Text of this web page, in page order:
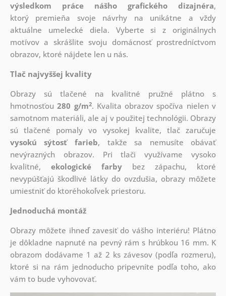
výsledkom práce nášho grafického dizajnéra,
ktorý premieňa svoje návrhy na unikátne a vždy
aktuálne umelecké diela. Vyberte si z originálnych
motívov a skrášlite svoju domácnosť prostredníctvom
obrazov, ktoré nájdete len u nás.
Tlač najvyššej kvality
Obrazy sú tlačené na kvalitné pružné plátno s
hmotnosťou280 g/m2. Kvalita obrazov spočíva nielen v
samotnom materiáli, ale aj v použitej technológii. Obrazy
sú tlačené pomaly vo vysokej kvalite, tlač zaručuje
vysokú sýtosť farieb, takže sa nemusíte obávať
nevýrazných obrazov. Pri tlači využívame vysoko
kvalitné, ekologické farby bez zápachu, ktoré
nevypúšťajú škodlivé látky do ovzdušia, obrazy môžete
umiestniť do ktoréhokoľvek priestoru.
Jednoduchá montáž
Obrazy môžete ihneď zavesiť do vášho interiéru! Plátno
je dôkladne napnuté na pevný rám s hrúbkou 16 mm. K
obrazom dodávame 1 až 2 ks závesov (podľa rozmeru),
ktoré si na rám jednoducho pripevníte podľa toho, ako
vám to bude vyhovovať.